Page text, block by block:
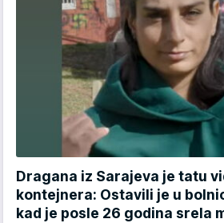
Dragana iz Sarajeva je tatu
kontejnera: Ostavili je u
kad je posle 26 godina srela